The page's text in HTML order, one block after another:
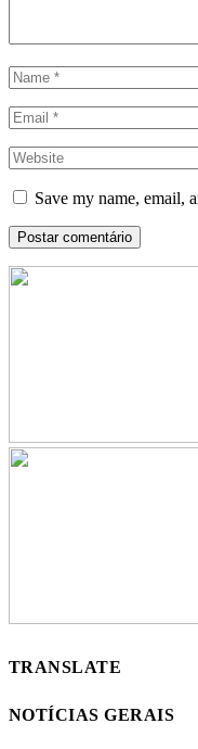
Save my name, email,
TRANSLATE
NOTÍCIAS GERAIS